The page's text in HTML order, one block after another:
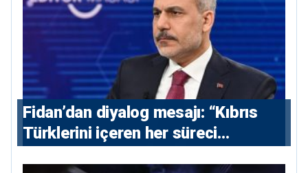
Fidan’dan diyalog mesajı: “Kıbrıs
Türklerini içeren her süreci